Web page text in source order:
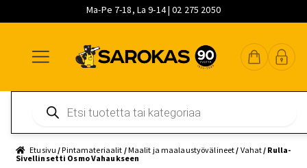
Ma-Pe 7-18, La 9-14 | 02 275 2050
navigointiin
sisältöön
pääsisältöön
search
Etusivu /Pintamateriaalit /Maalit ja maalaustyövälineet / Vahat / Rulla-
Sivellinsetti Osmo Vahaukseen